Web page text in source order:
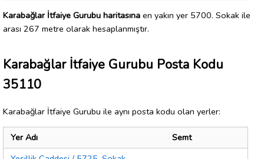
Karabağlar İtfaiye Gurubu haritasına en yakın yer 5700. Sokak ile
arası 267 metre olarak hesaplanmıştır.
Karabağlar İtfaiye Gurubu Posta Kodu
35110
Karabağlar İtfaiye Gurubu ile aynı posta kodu olan yerler:
Yer Adı
Semt